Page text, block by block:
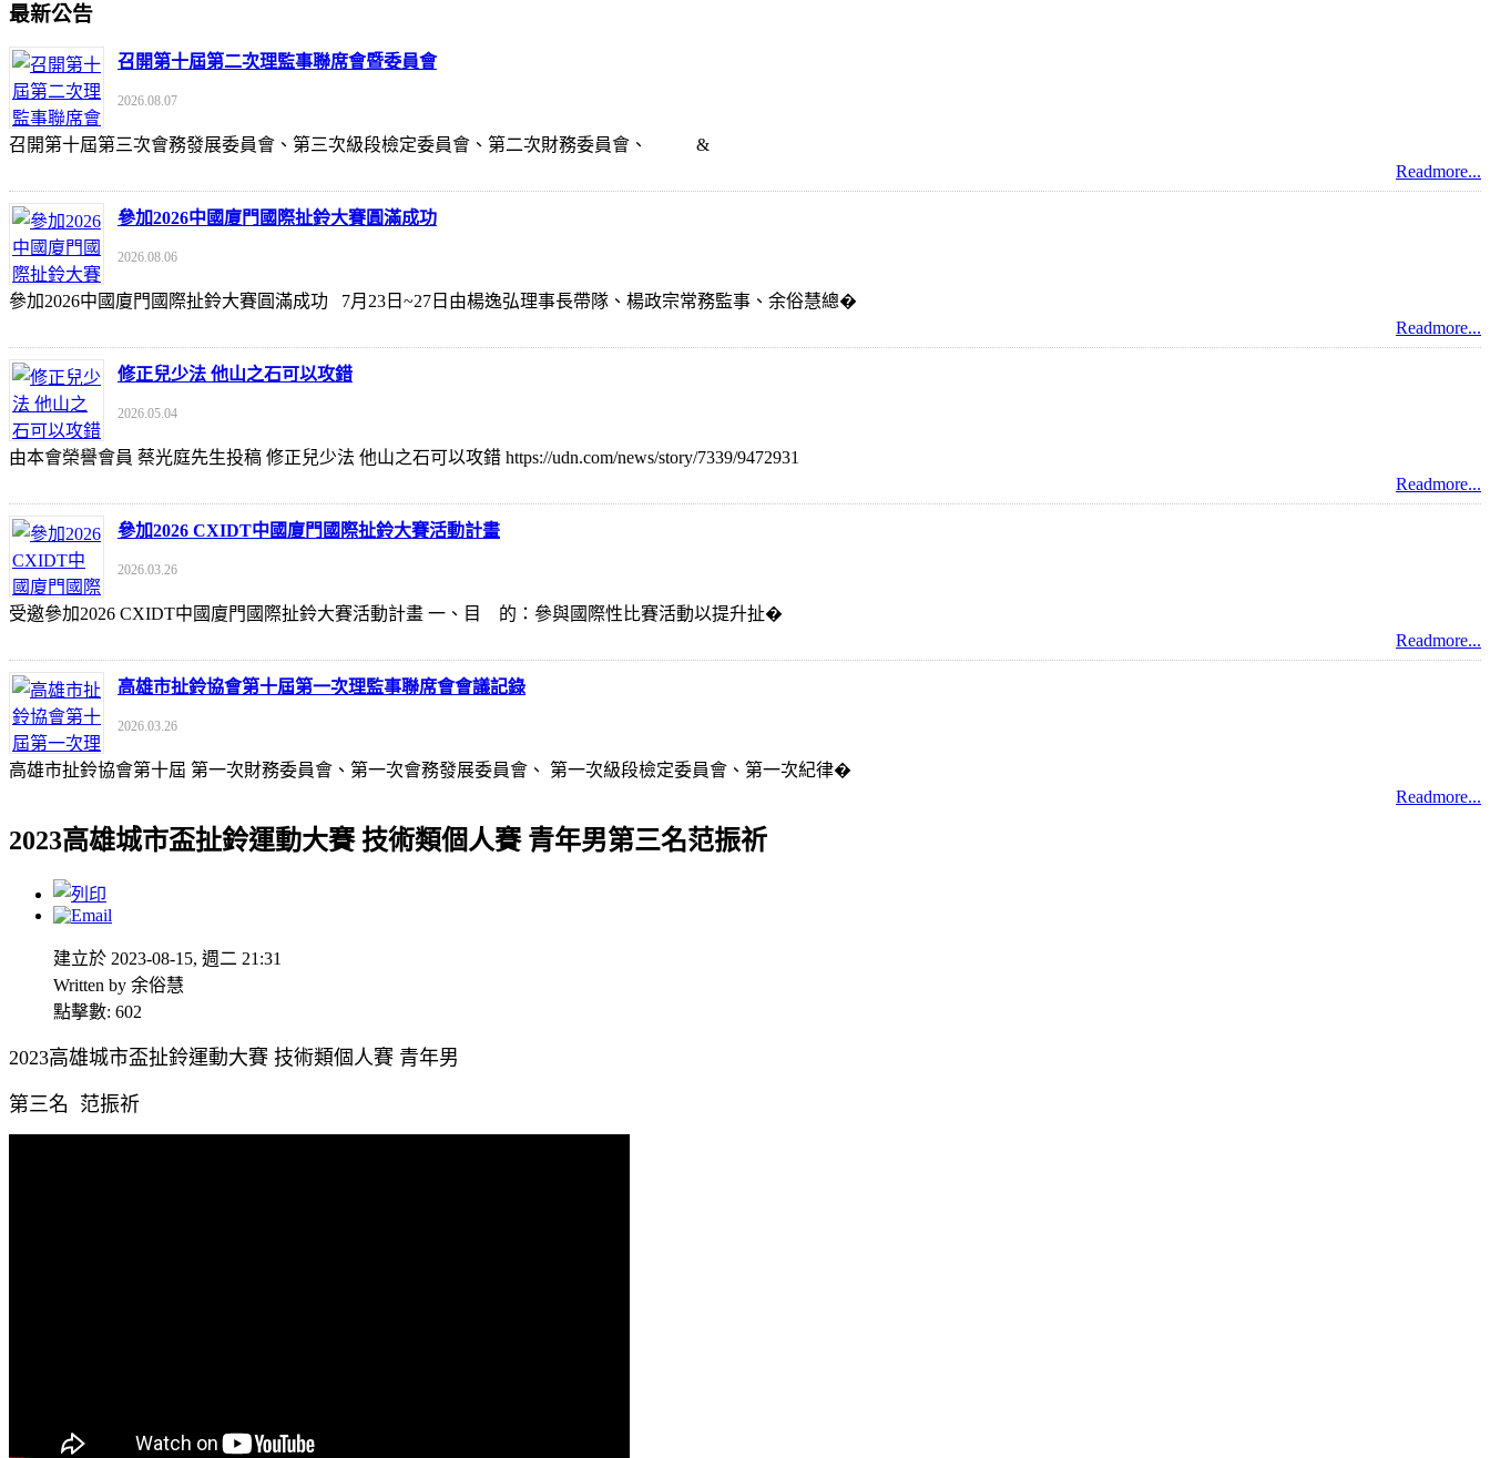
最新公告
召開第十屆第二次理監事聯席會暨委員會
2026.08.07
召開第十屆第三次會務發展委員會、第三次級段檢定委員會、第二次財務委員會、 &
Readmore...
參加2026中國廈門國際扯鈴大賽圓滿成功
2026.08.06
參加2026中國廈門國際扯鈴大賽圓滿成功 7月23日~27日由楊逸弘理事長帶隊、楊政宗常務監事、余俗慧總�
Readmore...
修正兒少法 他山之石可以攻錯
2026.05.04
由本會榮譽會員 蔡光庭先生投稿 修正兒少法 他山之石可以攻錯 https://udn.com/news/story/7339/9472931
Readmore...
參加2026 CXIDT中國廈門國際扯鈴大賽活動計畫
2026.03.26
受邀參加2026 CXIDT中國廈門國際扯鈴大賽活動計畫 一、目 的：參與國際性比賽活動以提升扯�
Readmore...
高雄市扯鈴協會第十屆第一次理監事聯席會會議記錄
2026.03.26
高雄市扯鈴協會第十屆 第一次財務委員會、第一次會務發展委員會、 第一次級段檢定委員會、第一次紀律�
Readmore...
2023高雄城市盃扯鈴運動大賽 技術類個人賽 青年男第三名范振祈
建立於 2023-08-15, 週二 21:31
Written by 余俗慧
點擊數: 602
2023高雄城市盃扯鈴運動大賽 技術類個人賽 青年男
第三名 范振祈